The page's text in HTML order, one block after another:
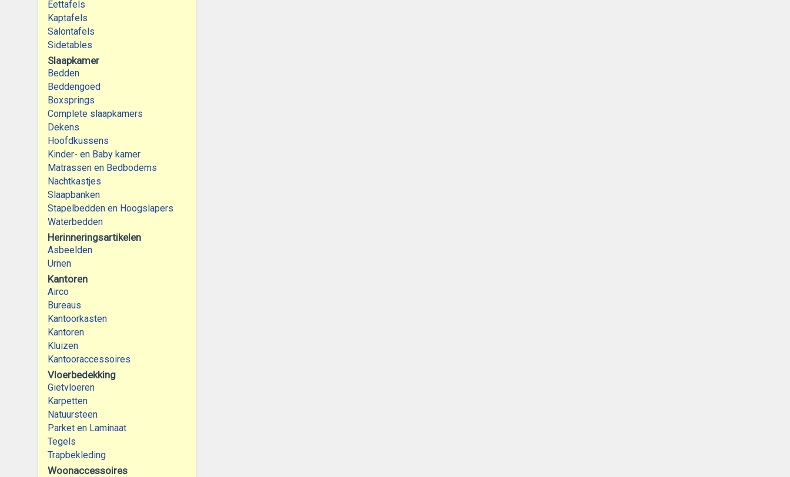
Eettafels
Kaptafels
Salontafels
Sidetables
Slaapkamer
Bedden
Beddengoed
Boxsprings
Complete slaapkamers
Dekens
Hoofdkussens
Kinder- en Baby kamer
Matrassen en Bedbodems
Nachtkastjes
Slaapbanken
Stapelbedden en Hoogslapers
Waterbedden
Herinneringsartikelen
Asbeelden
Urnen
Kantoren
Airco
Bureaus
Kantoorkasten
Kantoren
Kluizen
Kantooraccessoires
Vloerbedekking
Gietvloeren
Karpetten
Natuursteen
Parket en Laminaat
Tegels
Trapbekleding
Woonaccessoires